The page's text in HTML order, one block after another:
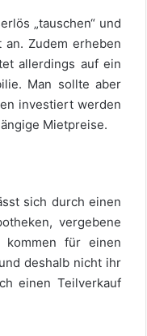
„tauschen“ und
Zudem erheben
allerdings auf ein
Man sollte aber
investiert werden
Mietpreise.
sich durch einen
vergebene
kommen für einen
deshalb nicht ihr
einen Teilverkauf